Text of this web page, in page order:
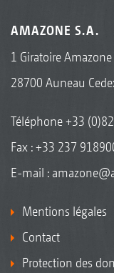
AMAZONE S.A.
1 Giratoire Amazone
28700 Auneau
Téléphone+33
Fax : +33 237
E-mail :
Mentions légales
Contact
Protection des